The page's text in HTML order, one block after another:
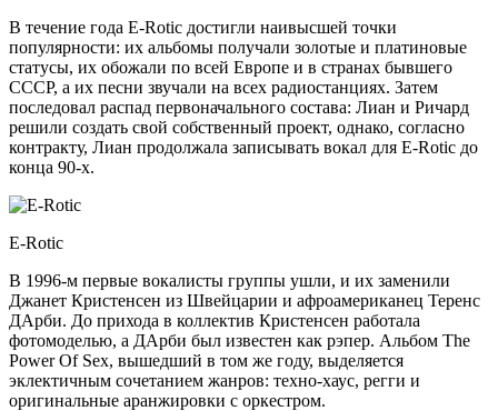
В течение года E-Rotic достигли наивысшей точки
популярности: их альбомы получали золотые и платиновые
статусы, их обожали по всей Европе и в странах бывшего
СССР, а их песни звучали на всех радиостанциях. Затем
последовал распад первоначального состава: Лиан и Ричард
решили создать свой собственный проект, однако, согласно
контракту, Лиан продолжала записывать вокал для E-Rotic до
конца 90-х.
E-Rotic
В 1996-м первые вокалисты группы ушли, и их заменили
Джанет Кристенсен из Швейцарии и афроамериканец Теренс
ДАрби. До прихода в коллектив Кристенсен работала
фотомоделью, а ДАрби был известен как рэпер. Альбом The
Power Of Sex, вышедший в том же году, выделяется
эклектичным сочетанием жанров: техно-хаус, регги и
оригинальные аранжировки с оркестром.